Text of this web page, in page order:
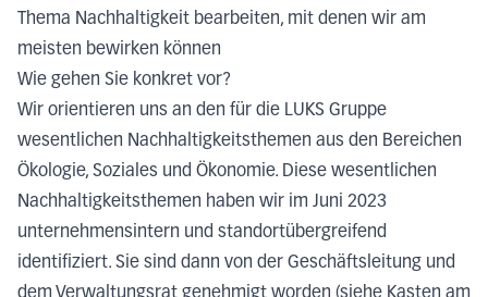
Thema Nachhaltigkeit bearbeiten, mit denen wir am
meisten bewirken können
Wie gehen Sie konkret vor?
Wir orientieren uns an den für die LUKS Gruppe
wesentlichen Nachhaltigkeitsthemen aus den Bereichen
Ökologie, Soziales und Ökonomie. Diese wesentlichen
Nachhaltigkeitsthemen haben wir im Juni 2023
unternehmensintern und standortübergreifend
identifiziert. Sie sind dann von der Geschäftsleitung und